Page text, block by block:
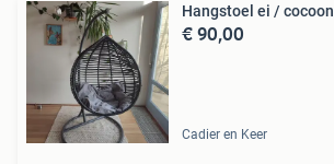
Hangstoel ei / cocoon
€ 90,00
Cadier en Keer